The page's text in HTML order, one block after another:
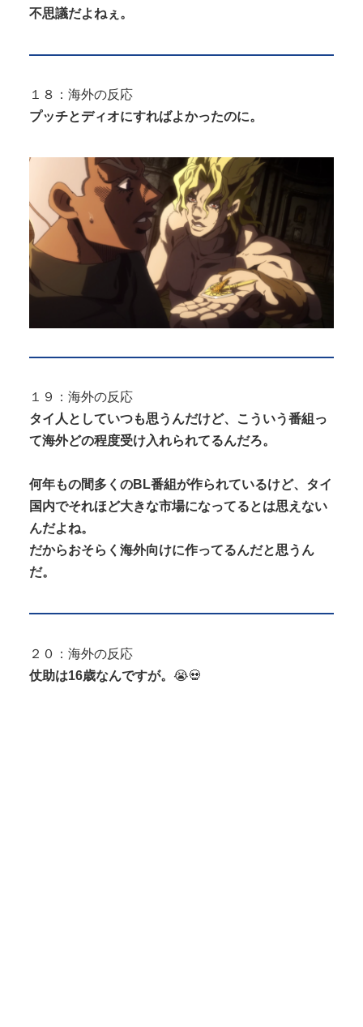
不思議だよねぇ。
１８：海外の反応
プッチとディオにすればよかったのに。
１９：海外の反応
タイ人としていつも思うんだけど、こういう番組っ
て海外どの程度受け入れられてるんだろ。
何年もの間多くのBL番組が作られているけど、タイ
国内でそれほど大きな市場になってるとは思えない
んだよね。
だからおそらく海外向けに作ってるんだと思うん
だ。
２０：海外の反応
仗助は16歳なんですが。 😭💀